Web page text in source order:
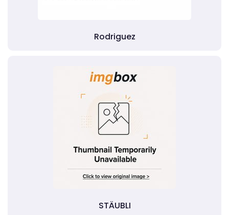
Rodriguez
STÄUBLI